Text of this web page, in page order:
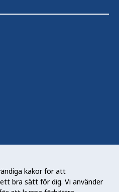
kakor för att
bra sätt för dig. Vi använder
är en nationell